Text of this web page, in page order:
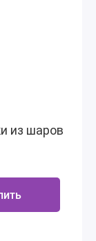
из шаров